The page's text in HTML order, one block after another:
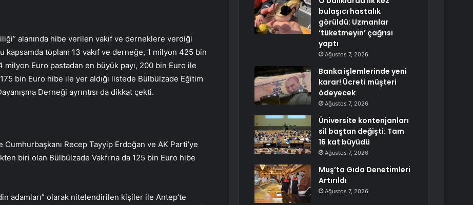
alanında hibe verilen vakıf ve derneklere verdiği
kapsamda toplam 13 vakıf ve derneğe, 1 milyon 425 bin
milyon Euro pastadan en büyük payı, 200 bin Euro ile
175 bin Euro hibe ile yer aldığı listede Bülbülzade Eğitim
Derneği ayrıntısı da dikkat çekti.
Recep Tayyip Erdoğan ve AK Parti’ye
biri olan Bülbülzade Vakfı’na da 125 bin Euro hibe
adamları” olarak nitelendirilen kişiler ile Antep’te
bulaşıcı hastalık
görüldü: Uzmanlar
‘tüketmeyin’ çağrısı
yaptı
Ağustos 7, 2026
Banka işlemlerinde yeni
karar! Ücreti müşteri
ödeyecek
Ağustos 7, 2026
Üniversite kontenjanları
sil baştan değişti: Tam
16 kat büyüdü
Ağustos 7, 2026
Muş’ta Gıda Denetimleri
Artırıldı
Ağustos 7, 2026